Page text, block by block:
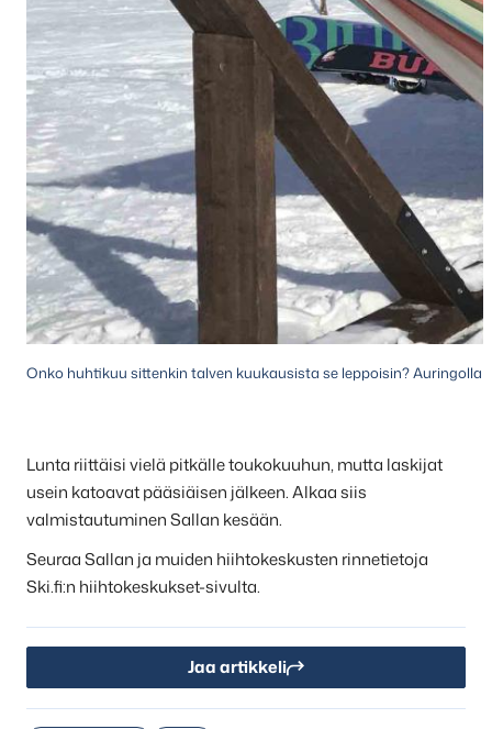
Onko huhtikuu sittenkin talven kuukausista se leppoisin? Auringolla
Lunta riittäisi vielä pitkälle toukokuuhun, mutta laskijat
usein katoavat pääsiäisen jälkeen. Alkaa siis
valmistautuminen Sallan kesään.
Seuraa Sallan ja muiden hiihtokeskusten rinnetietoja
Ski.fi:n hiihtokeskukset-sivulta.
Jaa artikkeli